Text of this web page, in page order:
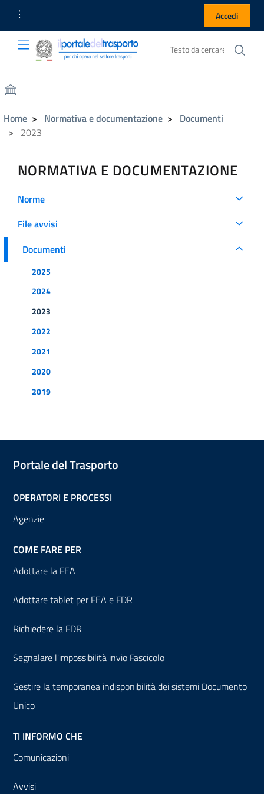
Link Utili Accedi
Portale del Trasporto
Portale del Trasporto Cerca nel sito
Home Normativa e documentazione
Documenti
2023
NORMATIVA E DOCUMENTAZIONE
Norme
File avvisi
Documenti
Documenti
2025
2024
2023
2022
2021
2020
2019
Portale del Trasporto
OPERATORI E PROCESSI
Agenzie
COME FARE PER
Adottare la FEA
Adottare tablet per FEA e FDR
Richiedere la FDR
Segnalare l'impossibilità invio Fascicolo
Gestire la temporanea indisponibilità dei sistemi Documento
Unico
TI INFORMO CHE
Comunicazioni
Avvisi